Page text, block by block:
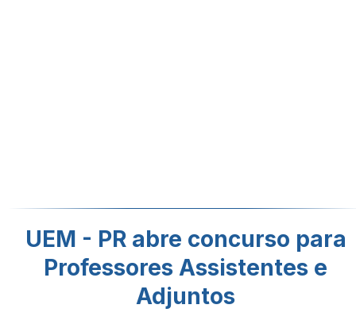
UEM - PR abre concurso para
Professores Assistentes e
Adjuntos